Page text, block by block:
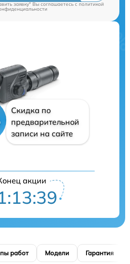
заявку" Вы соглашаетесь cполитикой
Скидка по
предварительной
записи на сайте
акции
работ Модели Гарантия